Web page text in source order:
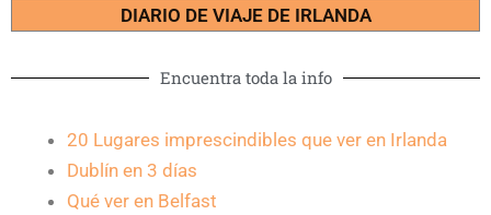
DIARIO DE VIAJE DE IRLANDA
Encuentra toda la info
20 Lugares imprescindibles que ver en Irlanda
Dublín en 3 días
Qué ver en Belfast